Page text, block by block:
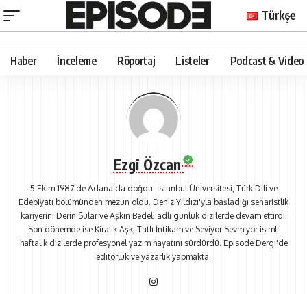
Türkçe
Haber İnceleme Röportaj Listeler Podcast & Video
Ezgi Özcan
5 Ekim 1987'de Adana'da doğdu. İstanbul Üniversitesi, Türk Dili ve
Edebiyatı bölümünden mezun oldu. Deniz Yıldızı'yla başladığı senaristlik
kariyerini Derin Sular ve Aşkın Bedeli adlı günlük dizilerde devam ettirdi.
Son dönemde ise Kiralık Aşk, Tatlı İntikam ve Seviyor Sevmiyor isimli
haftalık dizilerde profesyonel yazım hayatını sürdürdü. Episode Dergi'de
editörlük ve yazarlık yapmakta.